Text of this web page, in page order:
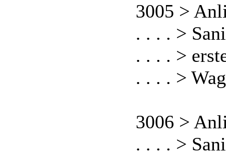
3005 >
. . . . >
. . . . >
. . . . >
3006 >
. . . . >